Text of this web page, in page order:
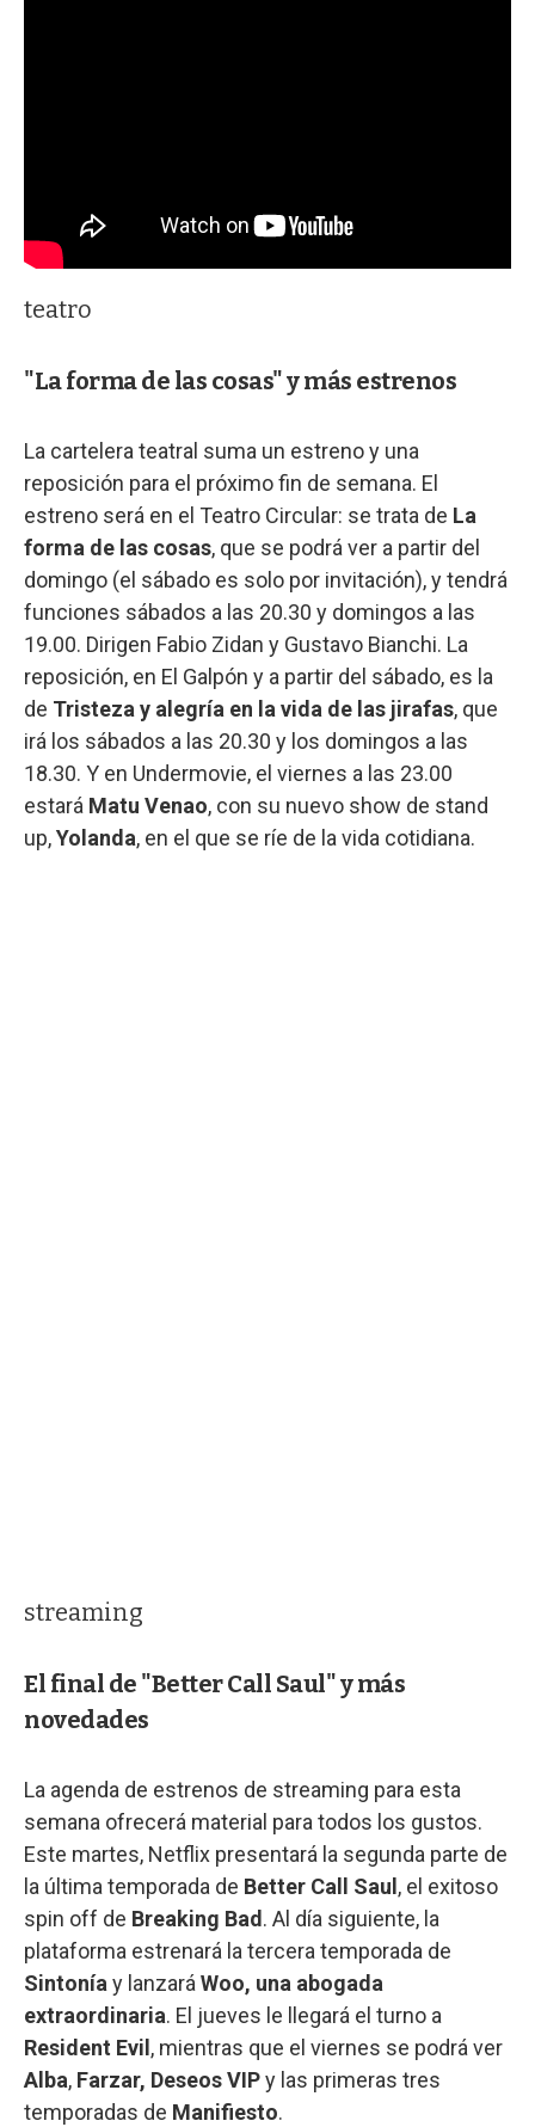
teatro
"La forma de las cosas" y más estrenos
La cartelera teatral suma un estreno y una
reposición para el próximo fin de semana. El
estreno será en el Teatro Circular: se trata de La
forma de las cosas, que se podrá ver a partir del
domingo (el sábado es solo por invitación), y tendrá
funciones sábados a las 20.30 y domingos a las
19.00. Dirigen Fabio Zidan y Gustavo Bianchi. La
reposición, en El Galpón y a partir del sábado, es la
de Tristeza y alegría en la vida de las jirafas, que
irá los sábados a las 20.30 y los domingos a las
18.30. Y en Undermovie, el viernes a las 23.00
estará Matu Venao, con su nuevo show de stand
up,Yolanda, en el que se ríe de la vida cotidiana.
streaming
El final de "Better Call Saul" y más
novedades
La agenda de estrenos de streaming para esta
semana ofrecerá material para todos los gustos.
Este martes, Netflix presentará la segunda parte de
la última temporada de Better Call Saul , el exitoso
spin off de Breaking Bad. Al día siguiente, la
plataforma estrenará la tercera temporada de
Sintoníay lanzaráWoo, una abogada
extraordinaria. El jueves le llegará el turno a
Resident Evil , mientras que el viernes se podrá ver
Alba, Farzar, Deseos VIPy las primeras tres
temporadas de Manifiesto.